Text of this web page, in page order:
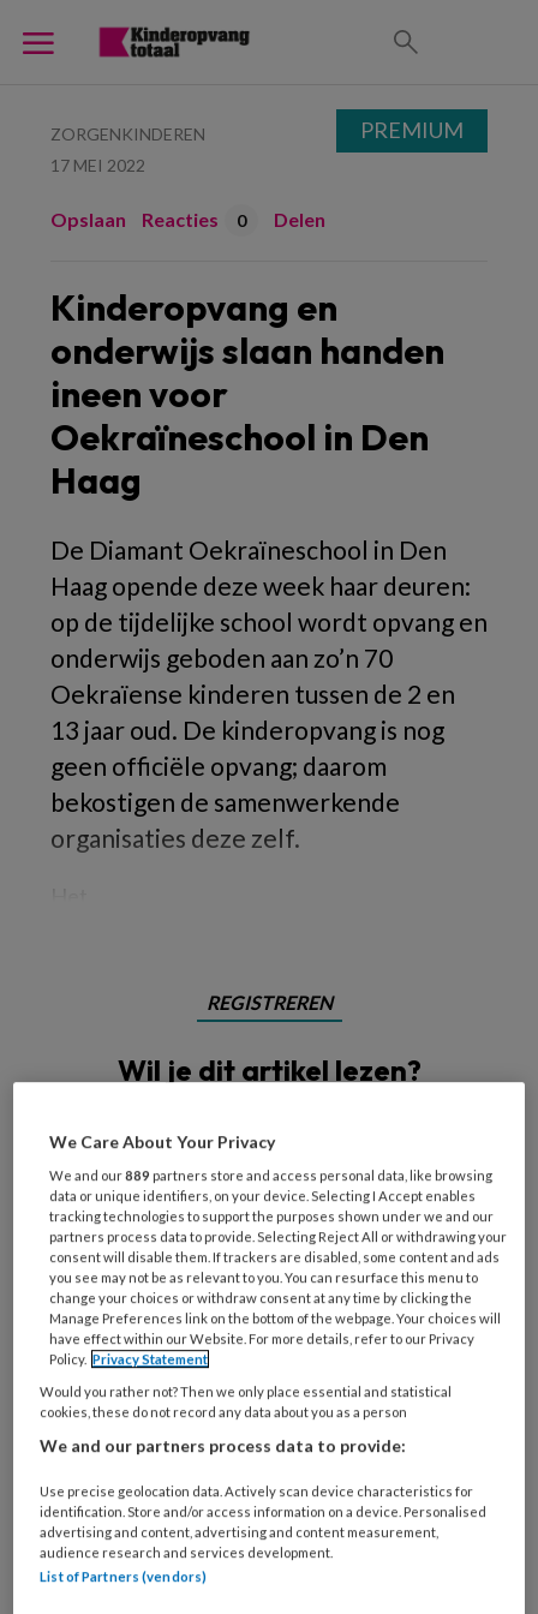
ZORGENKINDEREN
17 MEI 2022
Opslaan Reacties 0 Delen
Kinderopvang en
onderwijs slaan handen
ineen voor
Oekraïneschool in Den
Haag
De Diamant Oekraïneschool in Den
Haag opende deze week haar deuren:
op de tijdelijke school wordt opvang en
onderwijs geboden aan zo’n 70
Oekraïense kinderen tussen de 2 en
13 jaar oud. De kinderopvang is nog
geen officiële opvang; daarom
bekostigen de samenwerkende
organisaties deze zelf.
REGISTREREN
Wil je dit artikel lezen?
artikelen gratis per maand
Al een account of abonnement?Log dan in
Wat
is
je
e-
mailadres?
* *
Kies
je
je
functie *
Bij
PREMIUM
We Care About Your Privacy
We and our889 partners store and access personal data, like browsing
data or unique identifiers, on your device. Selecting I Accept enables
tracking technologies to support the purposes shown under we and our
partners process data to provide. Selecting Reject All or withdrawing your
consent will disable them. If trackers are disabled, some content and ads
you see may not be as relevant to you. You can resurface this menu to
change your choices or withdraw consent at any time by clicking the
Manage Preferences link on the bottom of the webpage. Your choices will
have effect within our Website. For more details, refer to our Privacy
Policy. Privacy Statement
Would you rather not? Then we only place essential and statistical
cookies, these do not record any data about you as a person
We and our partners process data to provide:
Use precise geolocation data. Actively scan device characteristics for
identification. Store and/or access information on a device. Personalised
advertising and content, advertising and content measurement,
audience research and services development.
List of Partners (vendors)